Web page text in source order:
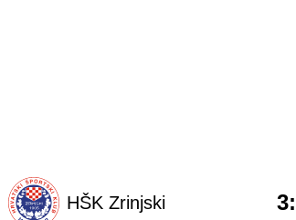
HŠK Zrinjski 3: